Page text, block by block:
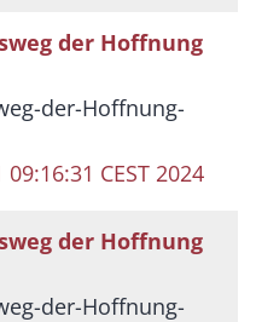
der Hoffnung
der-Hoffnung-
CEST 2024
der Hoffnung
der-Hoffnung-